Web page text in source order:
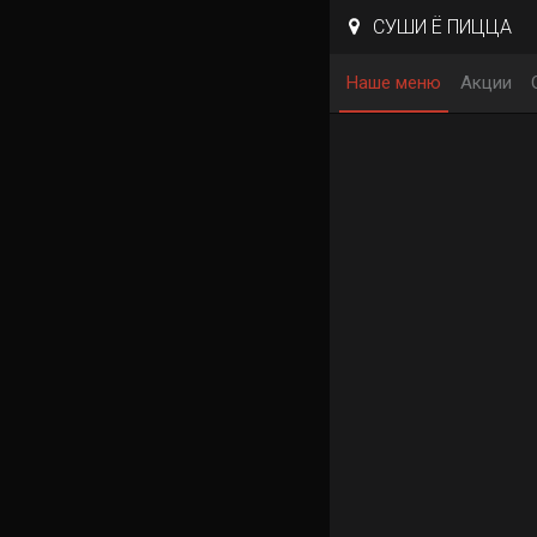
СУШИ Ё ПИЦЦА
Наше меню Акции